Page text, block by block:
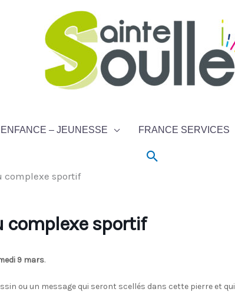
ENFANCE – JEUNESSE FRANCE SERVICES
Rechercher
complexe sportif
complexe sportif
9 mars.
ou un message qui seront scellés dans cette pierre et qui